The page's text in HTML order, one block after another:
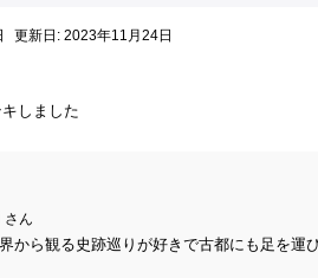
更新日: 2023年11月24日
しました
さん
から観る史跡巡りが好きで古都にも足を運